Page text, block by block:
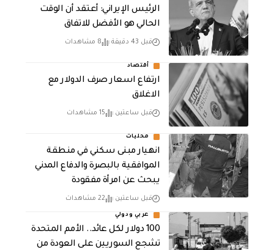
الرئيس الإيراني: أعتقد أن الوقت
الحالي هو الأفضل للاتفاق
قبل 43 دقيقة 8 مشاهدات
أقتصاد
ارتفاع اسعار صرف الدولار مع
الاغلاق
قبل ساعتين 15 مشاهدات
محليات
انهيار مبنى سكني في منطقة
الموافقية بالبصرة والدفاع المدني
يبحث عن امرأة مفقودة
قبل ساعتين 22 مشاهدات
عربي ودولي
100 دولار لكل عائد.. الأمم المتحدة
تشجع السوريين على العودة من